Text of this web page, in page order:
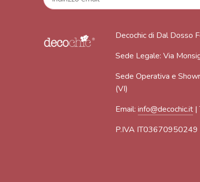
Decochic di Dal Dosso
Sede Legale: Via
Sede Operativa e
(VI)
Email:info@decochic.it |
P.IVA IT03670950249